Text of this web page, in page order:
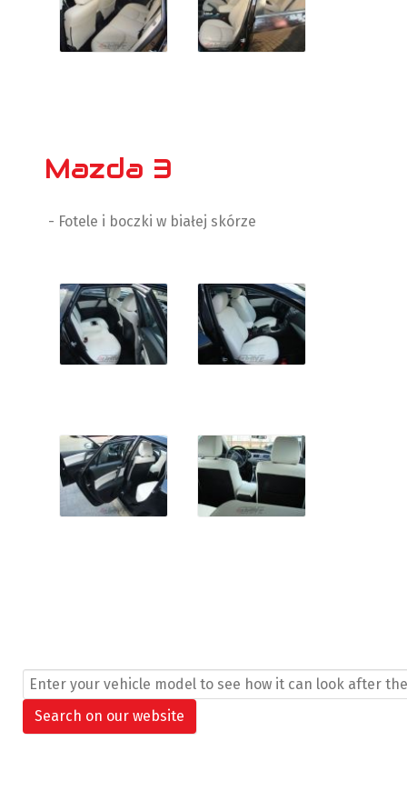
Mazda 3
- Fotele i boczki w białej skórze
Search on our website